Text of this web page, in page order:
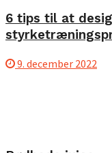
6 tips til at
9. december 2022